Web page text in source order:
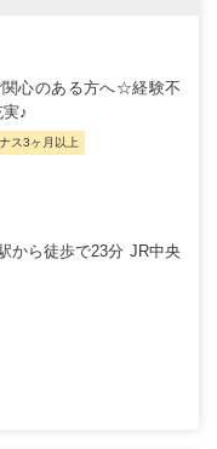
心のある方へ☆経験不
♪
ス3ヶ月以上
から徒歩で23分 JR中央